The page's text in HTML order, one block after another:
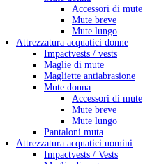
Accessori di mute
Mute breve
Mute lungo
Attrezzatura acquatici donne
Impactvests / vests
Maglie di mute
Magliette antiabrasione
Mute donna
Accessori di mute
Mute breve
Mute lungo
Pantaloni muta
Attrezzatura acquatici uomini
Impactvests / Vests